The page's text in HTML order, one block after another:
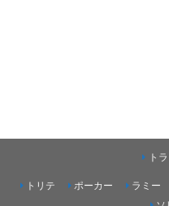
ト
トリテ ポーカー ラミー